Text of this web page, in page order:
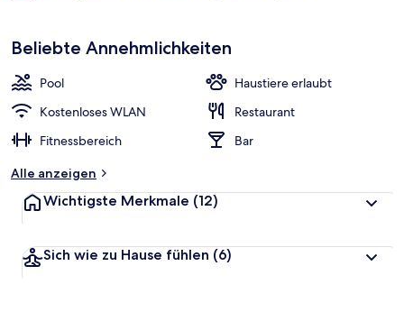
Beliebte Annehmlichkeiten
Pool
Haustiere erlaubt
Kostenloses WLAN
Restaurant
Fitnessbereich
Bar
Alle anzeigen
Wichtigste Merkmale (12)
Sich wie zu Hause fühlen (6)